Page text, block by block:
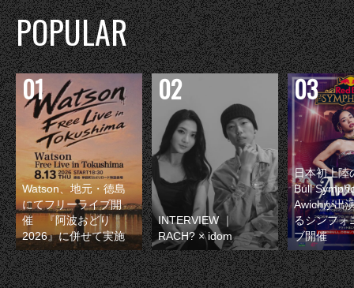
POPULAR
Watson、地元・徳島
にてフリーライブ開
催 『阿波おどり
2026』に併せて実施
INTERVIEW ｜
RACH? × idom
日本初上陸
Bull
Awichが出
るシンフォ
ブ開催